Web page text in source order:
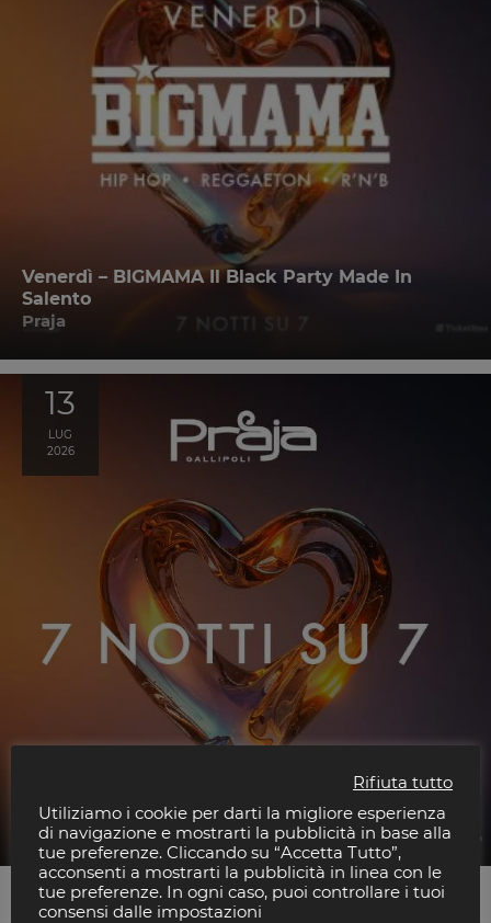
Venerdì – BIGMAMA Il Black Party Made In
Salento
Praja
13
LUG
2026
Ange Ou Demon
Praja
Rifiuta tutto
Utiliziamo i cookie per darti la migliore esperienza
di navigazione e mostrarti la pubblicità in base alla
tue preferenze. Cliccando su “Accetta Tutto”,
acconsenti a mostrarti la pubblicità in linea con le
tue preferenze. In ogni caso, puoi controllare i tuoi
consensi dalle impostazioni